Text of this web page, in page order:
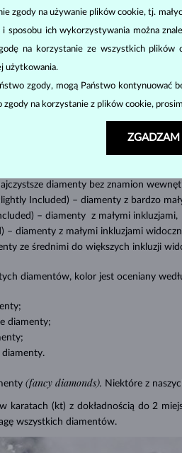
połysk. Najbardziej popularny jest
(czworokątny lub trójkątny krój
i rozmieszczenie tak zwanych
diamenty bez znamion
Included) – diamenty z bardzo
– diamenty z małymi inkluzjami,
– diamenty z małymi inkluzjami
ze średnimi do większych inkluzji
diamentów, kolor jest oceniany
diamenty;
diamenty.
(fancy diamonds). Niektóre z
karatach (kt) z dokładnością do 2
wszystkich diamentów.
zgody na używanie plików cookie, tj.
sposobu ich wykorzystywania można
na korzystanie ze wszystkich
użytkowania.
zgody, mogą Państwo kontynuować
zgody na korzystanie z plików cookie,
ZGADZAM